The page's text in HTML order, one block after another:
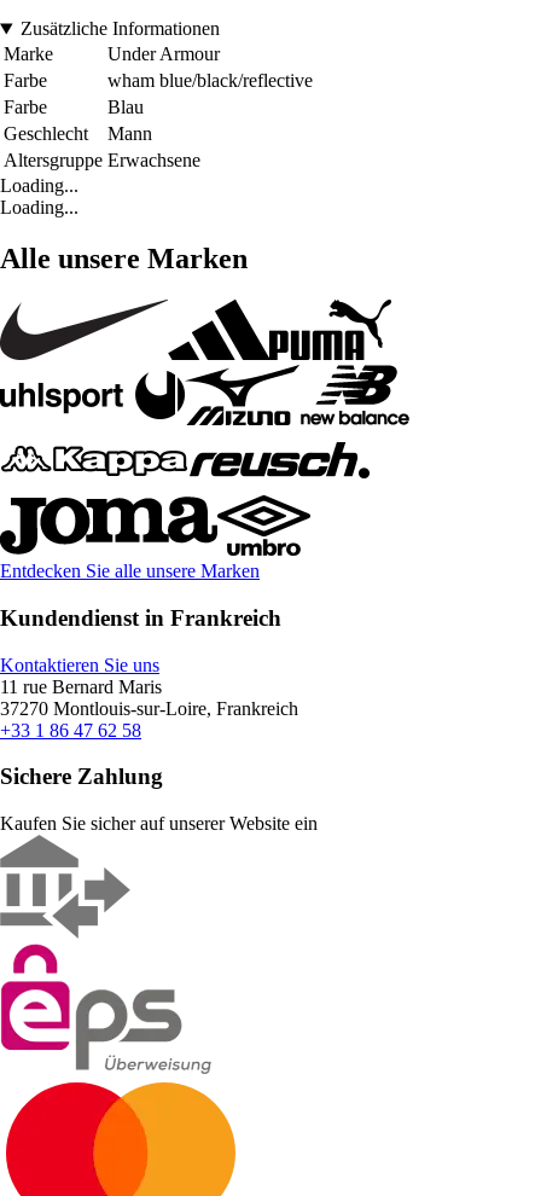
Zusätzliche Informationen
Marke
Under Armour
Farbe
wham blue/black/reflective
Farbe
Blau
Geschlecht
Mann
Altersgruppe Erwachsene
Loading...
Loading...
Alle unsere Marken
Entdecken Sie alle unsere Marken
Kundendienst in Frankreich
Kontaktieren Sie uns
11 rue Bernard Maris
37270 Montlouis-sur-Loire, Frankreich
+33 1 86 47 62 58
Sichere Zahlung
Kaufen Sie sicher auf unserer Website ein